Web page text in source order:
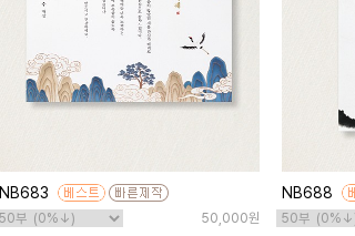
NB683
50,000원
NB688